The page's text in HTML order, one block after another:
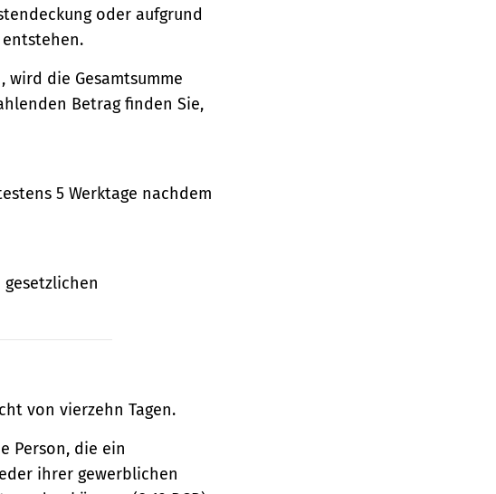
oder aufgrund
wird die Gesamtsumme
Betrag finden Sie,
5 Werktage nachdem
von vierzehn Tagen.
Person, die ein
ihrer gewerblichen